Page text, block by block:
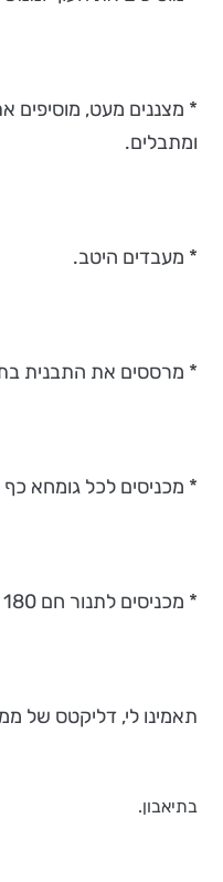
* מצננים מעט, מוסיפים
ומתבלים.
* מעבדים היטב.
* מרססים את התבנית
* מכניסים לכל גומחא
* מכניסים לתנור חם 180 מעלות ואופים כ 20 דקות.
תאמינו לי, דליקטס של
בתיאבון.